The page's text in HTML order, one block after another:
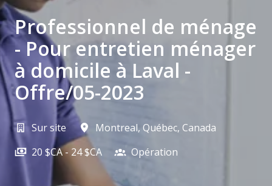
Professionnel de ménage
- Pour entretien ménager
à domicile à Laval -
Offre/05-2023
Sur site Montreal, Québec, Canada
20 $CA - 24 $CA
Opération